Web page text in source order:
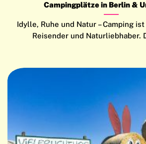
Campingplätze in Berlin &
Idylle, Ruhe und Natur – Camping
Reisender und Naturliebhaber.